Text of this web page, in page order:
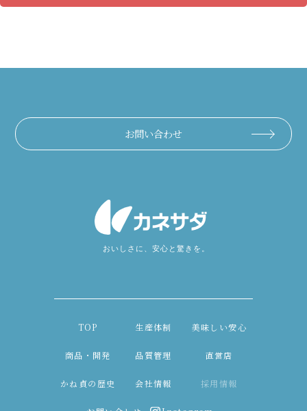
お問い合わせ
TOP 生産体制 美味しい安心
商品・開発 品質管理 直営店
かね貞の歴史 会社情報 採用情報